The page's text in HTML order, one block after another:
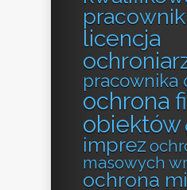
licencja
pracownika
ochrona
obiektów
imprez
masowych
ochrona